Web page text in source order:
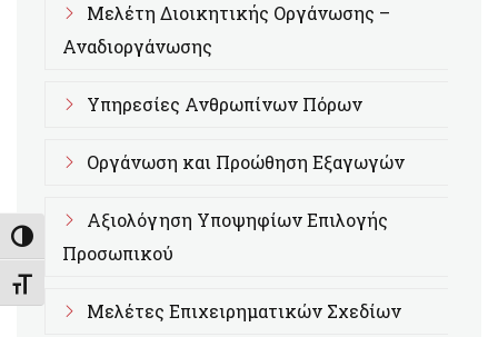
Εναλλαγή Υψηλής Αντίθεσης
Εναλλαγή Μεγέθους Γραμμάτων
Μελέτη Διοικητικής Οργάνωσης –
Αναδιοργάνωσης
Υπηρεσίες Ανθρωπίνων Πόρων
Οργάνωση και Προώθηση Εξαγωγών
Αξιολόγηση Υποψηφίων Επιλογής
Προσωπικού
Μελέτες Επιχειρηματικών Σχεδίων